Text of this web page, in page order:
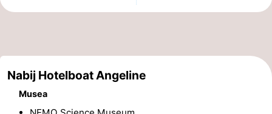
Uitkijkpunten
Attracties
Rondvaarten
Nabij Hotelboat Angeline
Musea